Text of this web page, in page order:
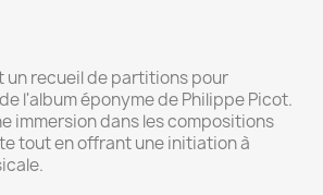
un recueil de partitions pour
l'album éponyme de Philippe Picot.
immersion dans les compositions
tout en offrant une initiation à